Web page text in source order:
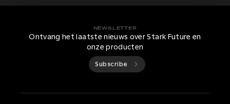
NEWSLETTER
Ontvang het laatste nieuws over Stark Future en
onze producten
Subscribe